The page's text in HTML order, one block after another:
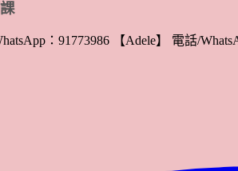
：91773986 【Adele】 電話/